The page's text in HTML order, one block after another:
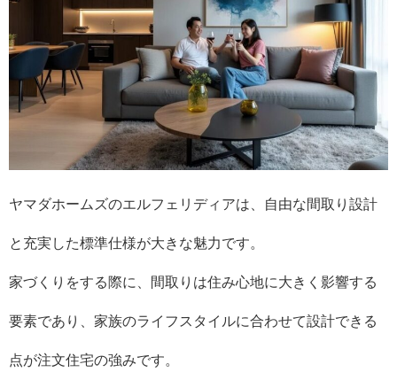
ヤマダホームズのエルフェリディアは、自由な間取り設計
と充実した標準仕様が大きな魅力です。
家づくりをする際に、間取りは住み心地に大きく影響する
要素であり、家族のライフスタイルに合わせて設計できる
点が注文住宅の強みです。